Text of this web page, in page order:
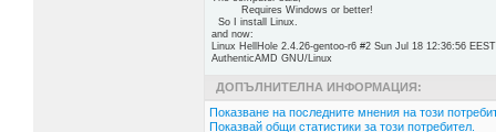
Requires Windows or better!
So I install Linux.
and now:
Linux HellHole 2.4.26-gentoo-r6 #2 Sun Jul 18 12:36:56
AuthenticAMD GNU/Linux
ДОПЪЛНИТЕЛНА ИНФОРМАЦИЯ:
Показване на последните мнения на този
Показвай общи статистики за този потребител.